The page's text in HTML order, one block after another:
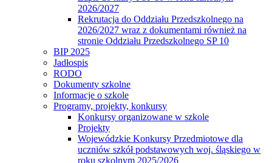
2026/2027
Rekrutacja do Oddziału Przedszkolnego na
2026/2027 wraz z dokumentami również na
stronie Oddziału Przedszkolnego SP 10
BIP 2025
Jadłospis
RODO
Dokumenty szkolne
Informacje o szkole
Programy, projekty, konkursy
Konkursy organizowane w szkole
Projekty
Wojewódzkie Konkursy Przedmiotowe dla
uczniów szkół podstawowych woj. śląskiego w
roku szkolnym 2025/2026